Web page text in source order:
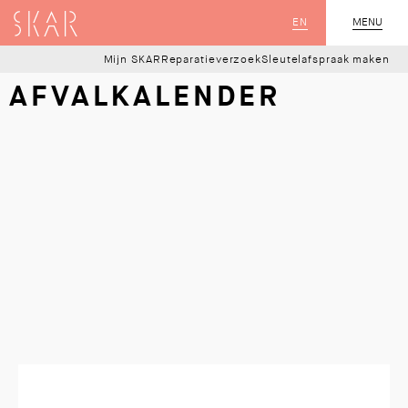
MENU
SLUIT
EN
SKAR
Mijn SKAR ReparatieverzoekSleutelafspraak maken
AFVALKALENDER